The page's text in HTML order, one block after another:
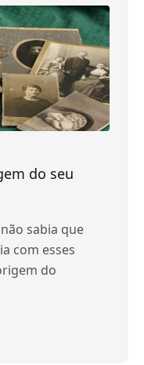
do seu
sabia que
com esses
do